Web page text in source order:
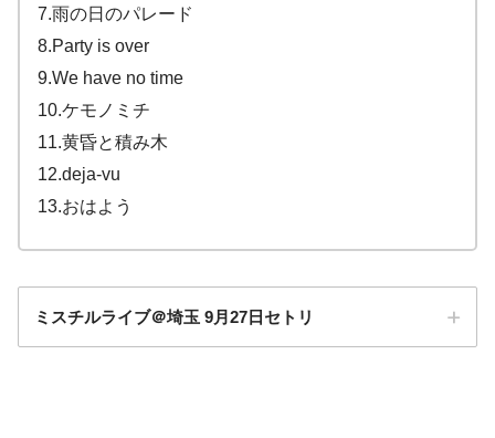
7.雨の日のパレード
8.Party is over
9.We have no time
10.ケモノミチ
11.黄昏と積み木
12.deja-vu
13.おはよう
ミスチルライブ＠埼玉 9月27日セトリ